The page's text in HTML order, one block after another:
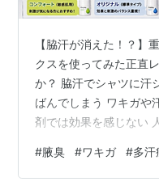
【脇汗が消えた！？】
クスを使ってみた正直
か？ 脇汗でシャツに汗
ばんでしまう ワキガや
剤では効果を感じない
なく冬でも脇汗をかき
しまうこともしばしば
#腋臭 #ワキガ #多汗